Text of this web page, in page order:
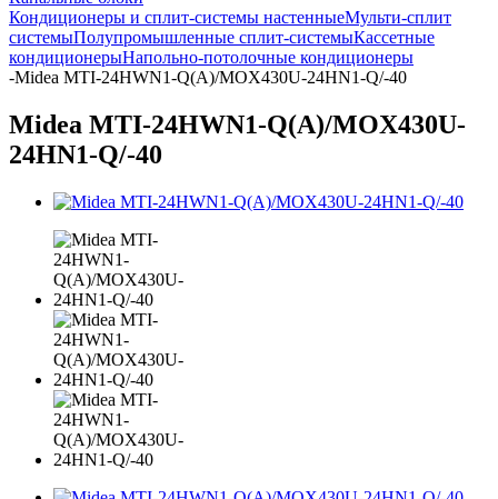
Кондиционеры и сплит-системы настенныеМульти-сплит
системыПолупромышленные сплит-системыКассетные
кондиционерыНапольно-потолочные кондиционеры
-Midea MTI-24HWN1-Q(A)/MOX430U-24HN1-Q/-40
Midea MTI-24HWN1-Q(A)/MOX430U-
24HN1-Q/-40